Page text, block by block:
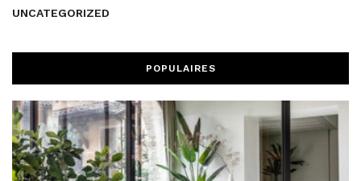
UNCATEGORIZED
POPULAIRES